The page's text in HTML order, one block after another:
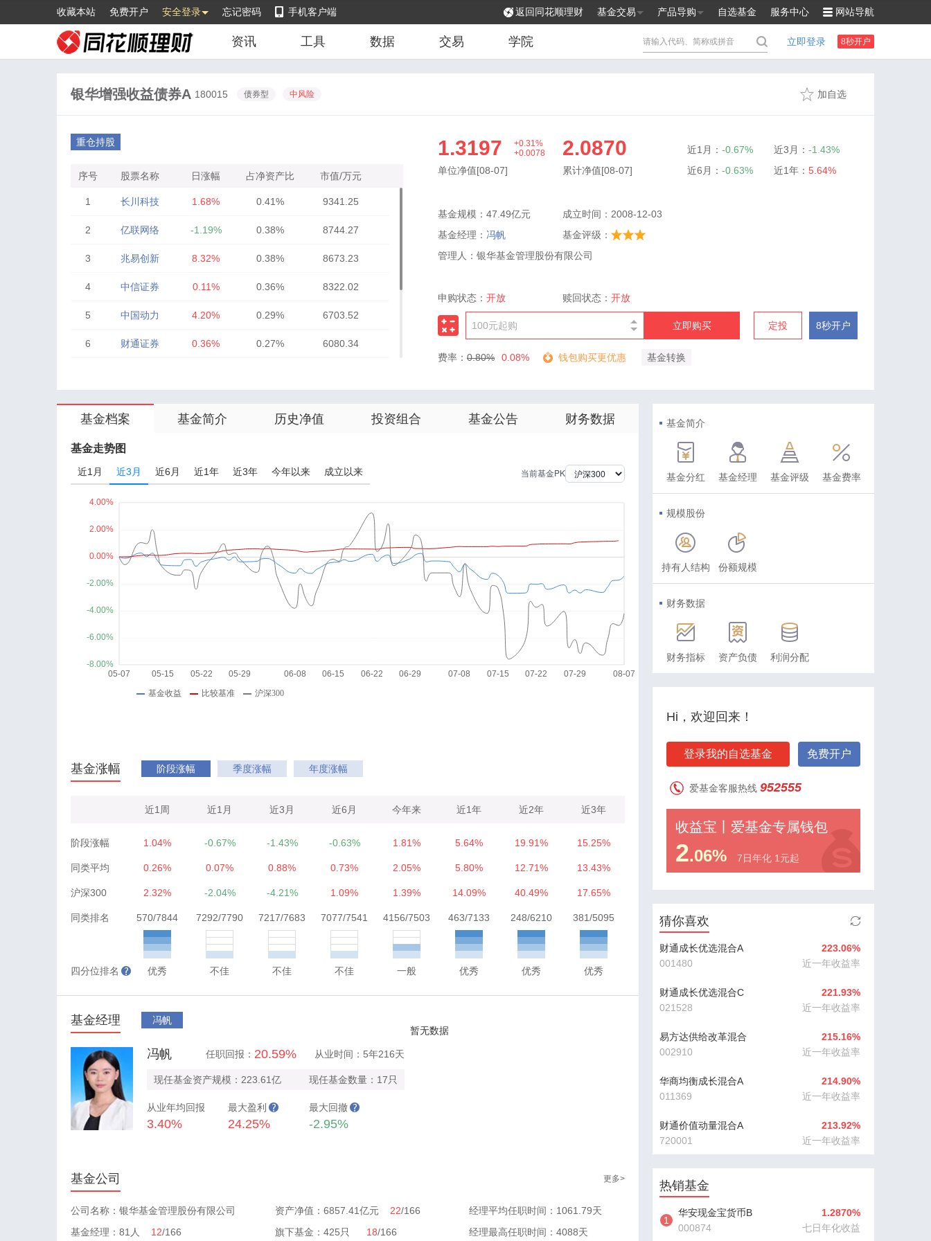
收藏本站 免费开户 安全登录 忘记密码 手机客户端 返回同花顺理财 基金交易 产品导购 自选基金 服务中心 网站导航
资讯 工具 数据 交易 学院 立即登录 8秒开户
银华增强收益债券A 180015 债券型 中风险 加自选
重仓持股
序号 股票名称 日涨幅 占净资产比 市值/万元
1 长川科技 1.68% 0.41% 9341.25
2 亿联网络 -1.19% 0.38% 8744.27
3 兆易创新 8.32% 0.38% 8673.23
4 中信证券 0.11% 0.36% 8322.02
5 中国动力 4.20% 0.29% 6703.52
6 财通证券 0.36% 0.27% 6080.34
巨人网络 0.27%
10 扬杰科技
1.3197
+0.31%
+0.0078
单位净值[08-07]
2.0870
累计净值[08-07]
近1月： -0.67% 近3月： -1.43%
近6月： -0.63% 近1年： 5.64%
基金规模：47.49亿元
成立时间：2008-12-03
基金经理： 冯帆
基金评级：
管理人：银华基金管理股份有限公司
申购状态： 开放 赎回状态： 开放
立即购买 定投 8秒开户
费率： 0.80% 0.08% 钱包购买更优惠 基金转换
基金档案 基金简介 历史净值 投资组合 基金公告 财务数据
基金涨幅 阶段涨幅 季度涨幅 年度涨幅
近1周 近1月 近3月 近6月 今年来 近1年 近2年 近3年
阶段涨幅 1.04% -0.67% -1.43% -0.63% 1.81% 5.64% 19.91% 15.25%
同类平均 0.26% 0.07% 0.88% 0.73% 2.05% 5.80% 12.71% 13.43%
沪深300 2.32% -2.04% -4.21% 1.09% 1.39% 14.09% 40.49% 17.65%
同类排名 570/7844 7292/7790 7217/7683 7077/7541 4156/7503 463/7133 248/6210 381/5095
四分位排名 优秀 不佳 不佳 不佳 一般 优秀 优秀 优秀
基金经理 冯帆
冯帆 任职回报： 20.59% 从业时间：5年216天
现任基金资产规模：223.61亿 现任基金数量：17只
从业年均回报
3.40%
最大盈利
24.25%
最大回撤
-2.95%
暂无数据
基金公司 更多>
公司名称：银华基金管理股份有限公司 资产净值：6857.41亿元 22/166
经理平均任职时间：1061.79天
基金经理：81人 12/166 旗下基金：425只 18/166 经理最高任职时间：4088天
基金简介
基金分红 基金经理 基金评级 基金费率
规模股份
持有人结构 份额规模
财务数据
财务指标 资产负债 利润分配
Hi，欢迎回来！
登录我的自选基金 免费开户
爱基金客服热线 952555
收益宝丨爱基金专属钱包
2.06% 7日年化 1元起
猜你喜欢
财通成长优选混合A
001480
223.06%
近一年收益率
财通成长优选混合C
021528
221.93%
近一年收益率
易方达供给改革混合
002910
215.16%
近一年收益率
华商均衡成长混合A
011369
214.90%
近一年收益率
财通价值动量混合A
720001
213.92%
近一年收益率
热销基金
华安现金宝货币B
000874
1.2870%
七日年化收益
1